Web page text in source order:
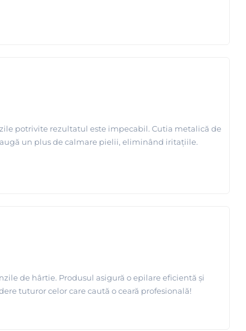
potrivite rezultatul este impecabil. Cutia metalică de
un plus de calmare pielii, eliminând iritațiile.
de hârtie. Produsul asigură o epilare eficientă și
tuturor celor care caută o ceară profesională!